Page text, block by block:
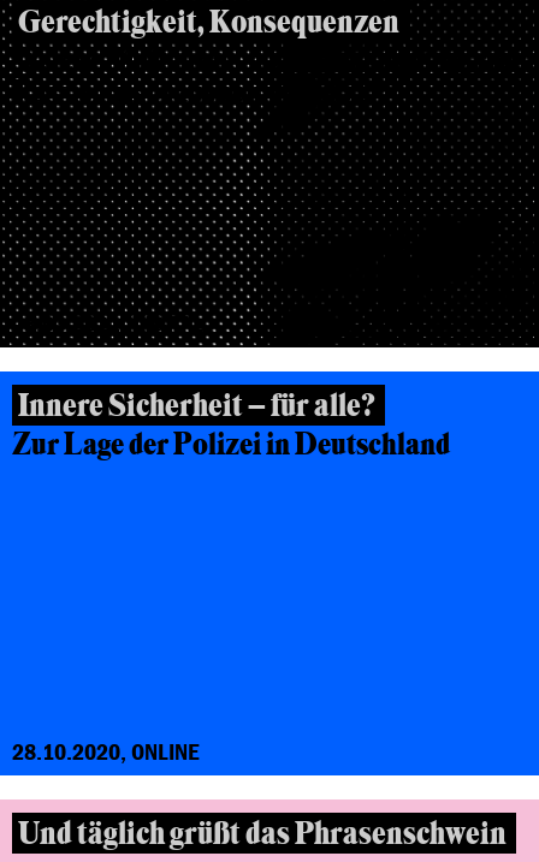
Gerechtigkeit, Konsequenzen
Welche Maßnahmen zur Bekämpfung von
Rassismus brauchen wir jetzt?
23.03.2021, DIGITAL
Innere Sicherheit – für alle?
Zur Lage der Polizei in Deutschland
28.10.2020, ONLINE
Und täglich grüßt das Phrasenschwein